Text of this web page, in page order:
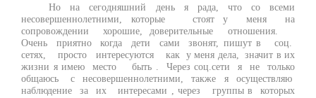
Но на сегодняшний день я рада, что со всеми
несовершеннолетними, которые стоят у меня на
сопровождении хорошие, доверительные отношения.
Очень приятно когда дети сами звонят, пишут в соц.
сетях, просто интересуются как у меня дела, значит в их
жизни я имею место быть . Через соц.сети я не только
общаюсь с несовершеннолетними, также я осуществляю
наблюдение за их интересами , через группы в которых